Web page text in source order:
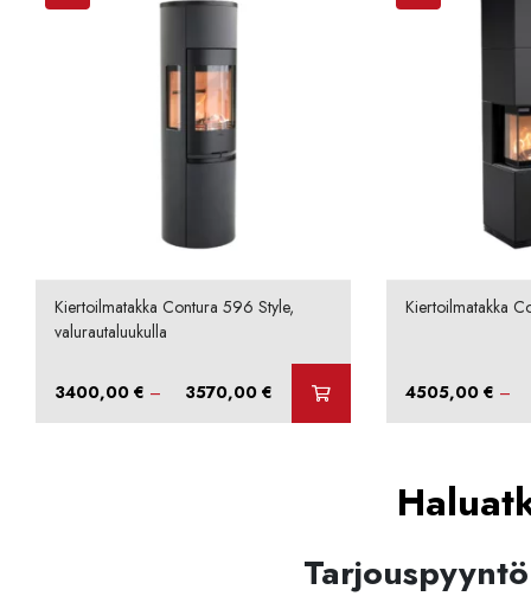
Kiertoilmatakka Contura 596 Style,
valurautaluukulla
3400,00 € – 3570,00 € Hintaluokka:
Kiertoilmatakka
4505,00 € –
Tarjouspyyntö